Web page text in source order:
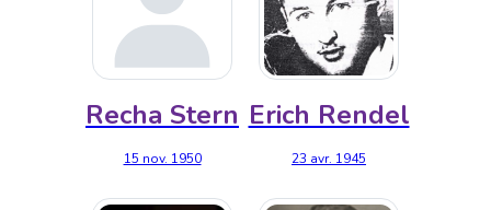
Recha Stern
15 nov. 1950
Erich Rendel
23 avr. 1945